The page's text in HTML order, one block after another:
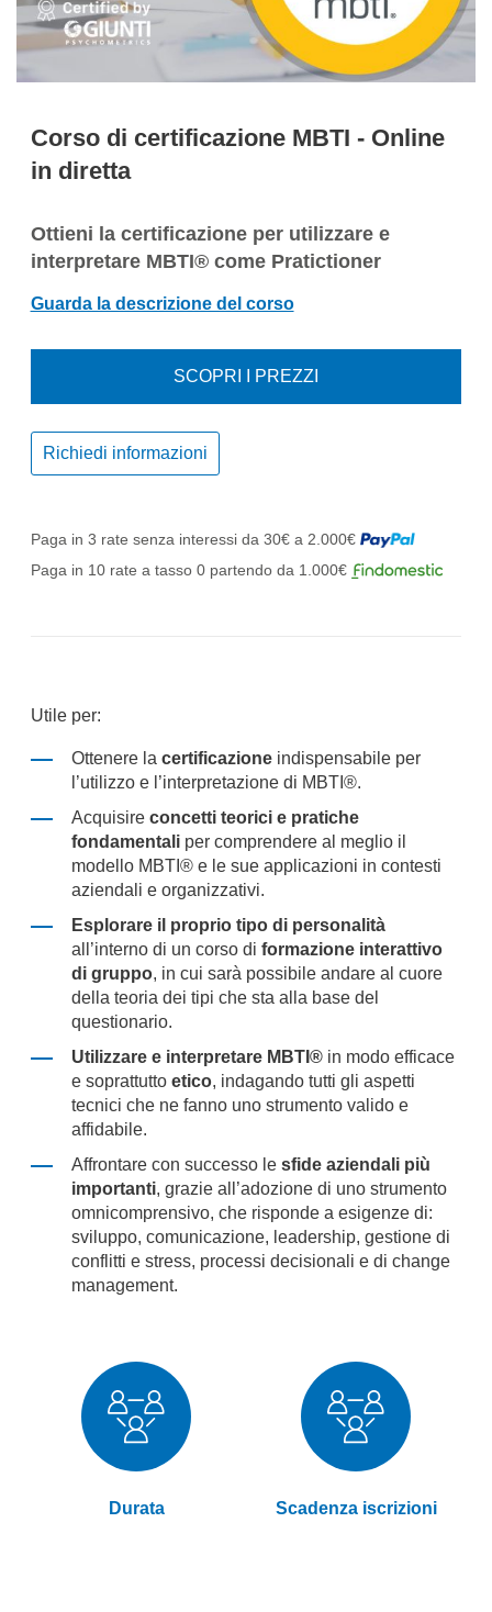
Corso di certificazione MBTI - Online
in diretta
Ottieni la certificazione per utilizzare e
interpretare MBTI® come Pratictioner
Guarda la descrizione del corso
SCOPRI I PREZZI
Richiedi informazioni
Paga in 3 rate senza interessi da 30€ a 2.000€
Paga in 10 rate a tasso 0 partendo da 1.000€
Utile per:
Ottenere la certificazioneindispensabile per
l’utilizzo e l’interpretazione di MBTI®.
Acquisire concetti teorici e pratiche
fondamentaliper comprendere al meglio il
modello MBTI® e le sue applicazioni in contesti
aziendali e organizzativi.
Esplorare il proprio tipo di personalità
all’interno di un corso di formazione interattivo
di gruppo, in cui sarà possibile andare al cuore
della teoria dei tipi che sta alla base del
questionario.
Utilizzare e interpretare MBTI®in modo efficace
e soprattutto etico, indagando tutti gli aspetti
tecnici che ne fanno uno strumento valido e
affidabile.
Affrontare con successo le sfide aziendali più
importanti, grazie all’adozione di uno strumento
omnicomprensivo, che risponde a esigenze di:
sviluppo, comunicazione, leadership, gestione di
conflitti e stress, processi decisionali e di change
management.
Durata Scadenza iscrizioni